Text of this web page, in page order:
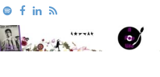
Search for: